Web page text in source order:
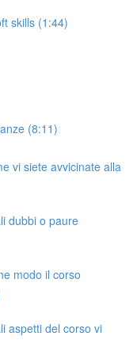
skills (1:44)
(8:11)
vi siete avvicinate alla
dubbi o paure
modo il corso
aspetti del corso vi